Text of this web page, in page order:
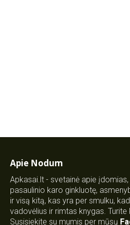
Apie Nodum
Apkasai.lt - svetainė apie
pasaulinio karo ginkluotę,
ir visą kitą, kas yra per smulku,
vadovėlius ir rimtas knygas.
Susisiekite su mumis per mūsų